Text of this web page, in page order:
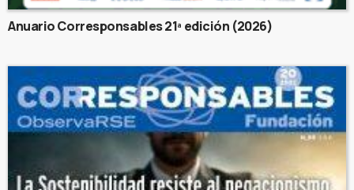
Anuario Corresponsables 21ª edición (2026)